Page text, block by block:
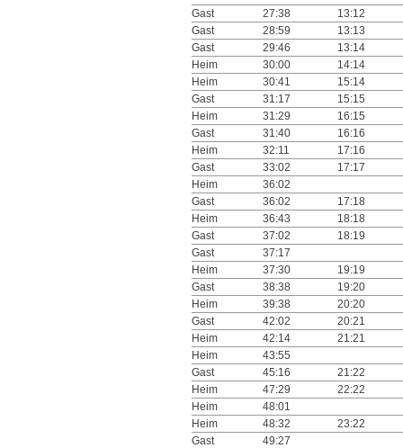
Gast
27:38
13:12
Gast
28:59
13:13
Gast
29:46
13:14
Heim
30:00
14:14
Heim
30:41
15:14
Gast
31:17
15:15
Heim
31:29
16:15
Gast
31:40
16:16
Heim
32:11
17:16
Gast
33:02
17:17
Heim
36:02
Gast
36:02
17:18
Heim
36:43
18:18
Gast
37:02
18:19
Gast
37:17
Heim
37:30
19:19
Gast
38:38
19:20
Heim
39:38
20:20
Gast
42:02
20:21
Heim
42:14
21:21
Heim
43:55
Gast
45:16
21:22
Heim
47:29
22:22
Heim
48:01
Heim
48:32
23:22
Gast
49:27